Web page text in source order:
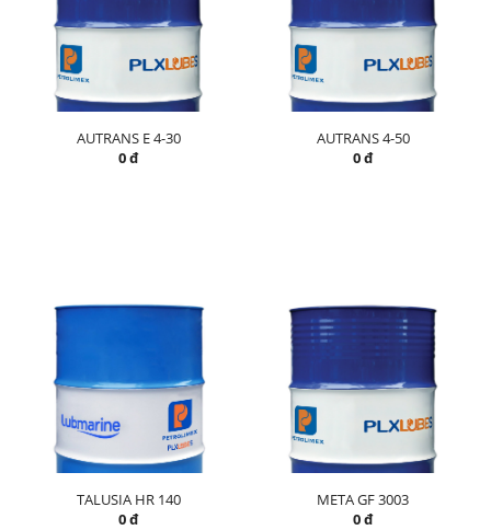
AUTRANS E 4-30
0 đ
AUTRANS 4-50
0 đ
TALUSIA HR 140
0 đ
META GF 3003
0 đ